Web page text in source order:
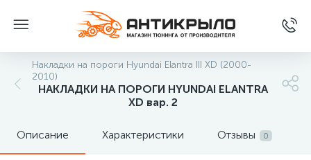
Накладки на пороги Hyundai Elantra III XD (2000-
2010)
НАКЛАДКИ НА ПОРОГИ HYUNDAI ELANTRA
XD вар. 2
Описание Характеристики Отзывы 0